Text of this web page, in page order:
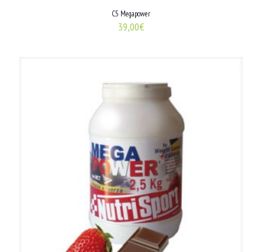
C5 Megapower
39,00€